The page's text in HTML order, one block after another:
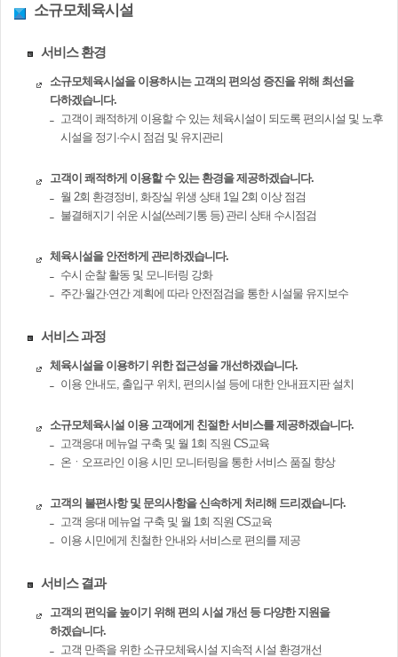
소규모체육시설
서비스 환경
소규모체육시설을 이용하시는 고객의 편의성 증진을 위해 최선을
다하겠습니다.
고객이 쾌적하게 이용할 수 있는 체육시설이 되도록 편의시설 및 노후
시설을 정기·수시 점검 및 유지관리
고객이 쾌적하게 이용할 수 있는 환경을 제공하겠습니다.
월 2회 환경정비, 화장실 위생 상태 1일 2회 이상 점검
불결해지기 쉬운 시설(쓰레기통 등) 관리 상태 수시점검
체육시설을 안전하게 관리하겠습니다.
수시 순찰 활동 및 모니터링 강화
주간·월간·연간 계획에 따라 안전점검을 통한 시설물 유지보수
서비스 과정
체육시설을 이용하기 위한 접근성을 개선하겠습니다.
이용 안내도, 출입구 위치, 편의시설 등에 대한 안내표지판 설치
소규모체육시설 이용 고객에게 친절한 서비스를 제공하겠습니다.
고객응대 메뉴얼 구축 및 월 1회 직원 CS교육
온ㆍ오프라인 이용 시민 모니터링을 통한 서비스 품질 향상
고객의 불편사항 및 문의사항을 신속하게 처리해 드리겠습니다.
고객 응대 메뉴얼 구축 및 월 1회 직원 CS교육
이용 시민에게 친철한 안내와 서비스로 편의를 제공
서비스 결과
고객의 편익을 높이기 위해 편의 시설 개선 등 다양한 지원을
하겠습니다.
고객 만족을 위한 소규모체육시설 지속적 시설 환경개선